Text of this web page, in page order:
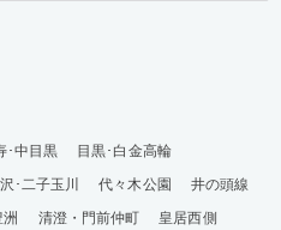
･中目黒
目黒･白金高輪
･二子玉川 代々木公園
井の頭線
洲 清澄・門前仲町
皇居西側